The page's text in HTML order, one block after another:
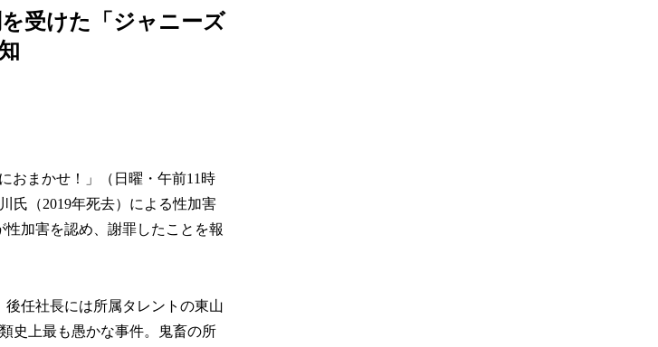
受けた「ジャニーズ
おまかせ！」（日曜・午前11時
氏（2019年死去）による性加害
加害を認め、謝罪したことを報
任社長には所属タレントの東山
史上最も愚かな事件。鬼畜の所